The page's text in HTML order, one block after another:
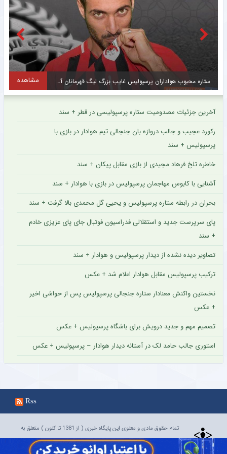
مشاهده حمایت تمام قد برانکو از اسکوچیچ ؛ ایران به دنبال بلندپروازی در جام جهانی قطر است
آخرین جزئیات مصدومیت ستاره پرسپولیسی در قطر + سند
رکورد عجیب و جالب دروازه بان جنجالی تیم هوادار در بازی با
پرسپولیس + سند
خاطره تلخ فرهاد مجیدی از بازی مقابل پیکان + سند
آشنایی با کابوس مهاجمان پرسپولیس در بازی با هوادار + سند
بحران در رابطه ستاره پرسپولیس و یحیی گل محمدی بالا گرفت + سند
پای سرپرست جدید و استقلالی فدراسیون فوتبال جای پای عزیزی خادم
+ سند
تصاویر دیده نشده از دیدار پرسپولیس و هوادار + سند
ترکیب پرسپولیس مقابل هوادار اعلام شد + عکس
نخستین واکنش معنادار ستاره جنجالی پرسپولیس پس از حواشی اخیر
+ عکس
تصمیم مهم و جدید درویش برای باشگاه پرسپولیس + عکس
استوری جالب حامد لک در آستانه دیدار هوادار – پرسپولیس + عکس
Rss
تمام حقوق مادی و معنوی این پایگاه خبری ( از 1381 تا کنون ) متعلق به
خبرگزاری فوتبال ایران ، پارس فوتبال است و استفاده از مطالب بنا بر قانون